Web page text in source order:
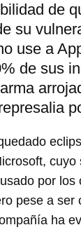
de
su
use a
de sus
cuyo
por los
pese a ser
ha